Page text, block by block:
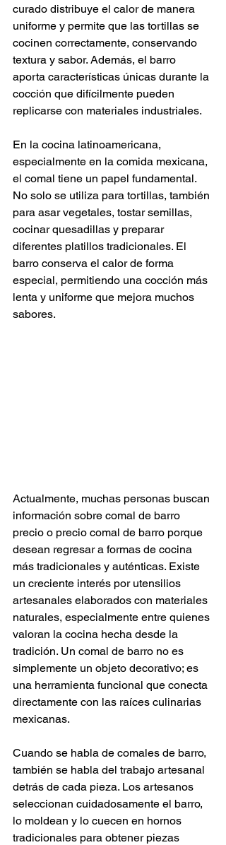
curado distribuye el calor de manera
uniforme y permite que las tortillas se
cocinen correctamente, conservando
textura y sabor. Además, el barro
aporta características únicas durante la
cocción que difícilmente pueden
replicarse con materiales industriales.
En la cocina latinoamericana,
especialmente en la comida mexicana,
el comal tiene un papel fundamental.
No solo se utiliza para tortillas, también
para asar vegetales, tostar semillas,
cocinar quesadillas y preparar
diferentes platillos tradicionales. El
barro conserva el calor de forma
especial, permitiendo una cocción más
lenta y uniforme que mejora muchos
sabores.
Actualmente, muchas personas buscan
información sobre comal de barro
precio o precio comal de barro porque
desean regresar a formas de cocina
más tradicionales y auténticas. Existe
un creciente interés por utensilios
artesanales elaborados con materiales
naturales, especialmente entre quienes
valoran la cocina hecha desde la
tradición. Un comal de barro no es
simplemente un objeto decorativo; es
una herramienta funcional que conecta
directamente con las raíces culinarias
mexicanas.
Cuando se habla de comales de barro,
también se habla del trabajo artesanal
detrás de cada pieza. Los artesanos
seleccionan cuidadosamente el barro,
lo moldean y lo cuecen en hornos
tradicionales para obtener piezas